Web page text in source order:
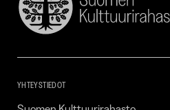
Suomen
Kulttuurirahasto
YHTEYSTIEDOT